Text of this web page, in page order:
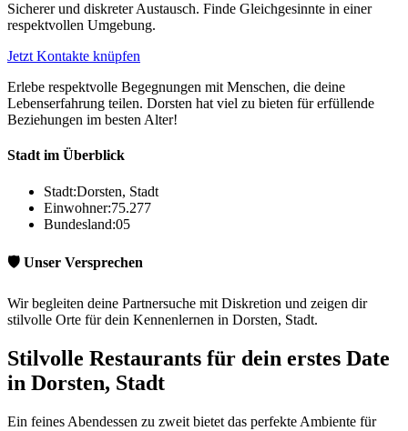
Sicherer und diskreter Austausch. Finde Gleichgesinnte in einer
respektvollen Umgebung.
Jetzt Kontakte knüpfen
Erlebe respektvolle Begegnungen mit Menschen, die deine
Lebenserfahrung teilen. Dorsten hat viel zu bieten für erfüllende
Beziehungen im besten Alter!
Stadt im Überblick
Stadt:Dorsten, Stadt
Einwohner:75.277
Bundesland:05
🛡️ Unser Versprechen
Wir begleiten deine Partnersuche mit Diskretion und zeigen dir
stilvolle Orte für dein Kennenlernen in Dorsten, Stadt.
Stilvolle Restaurants für dein erstes Date
in Dorsten, Stadt
Ein feines Abendessen zu zweit bietet das perfekte Ambiente für